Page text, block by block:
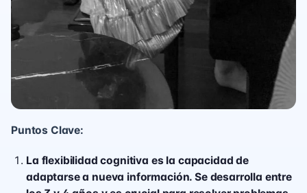
Puntos Clave:
La flexibilidad cognitiva es la capacidad de
adaptarse a nueva información. Se desarrolla entre